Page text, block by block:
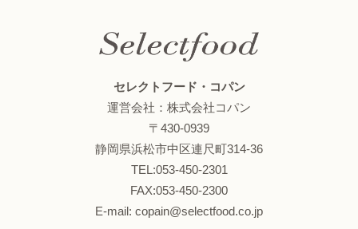
セレクトフード・コパン
運営会社：株式会社コパン
〒430-0939
静岡県浜松市中区連尺町314-36
TEL:053-450-2301
FAX:053-450-2300
E-mail: copain@selectfood.co.jp